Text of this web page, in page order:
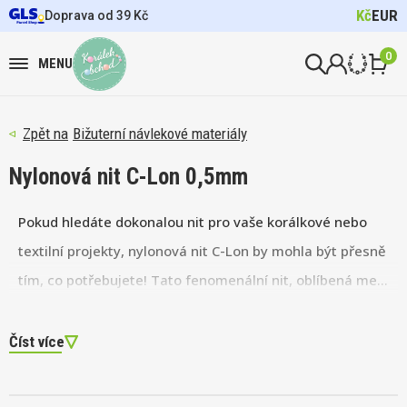
Doprava od 39 Kč KčEUR
MENU 0
Bižuterní návlekové materiály
Nylonová nit C-Lon 0,5mm
Pokud hledáte dokonalou nit pro vaše korálkové nebo
textilní projekty, nylonová nit C-Lon by mohla být přesně
tím, co potřebujete! Tato fenomenální nit, oblíbená mezi
pevnost, rozmanitost barev a univerzálnost.
Číst více